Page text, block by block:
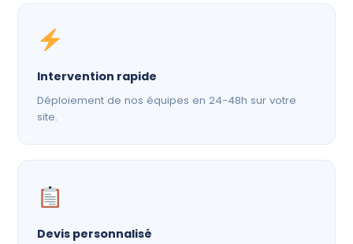
Intervention rapide
Déploiement de nos équipes en 24-48h sur votre
site.
Devis personnalisé